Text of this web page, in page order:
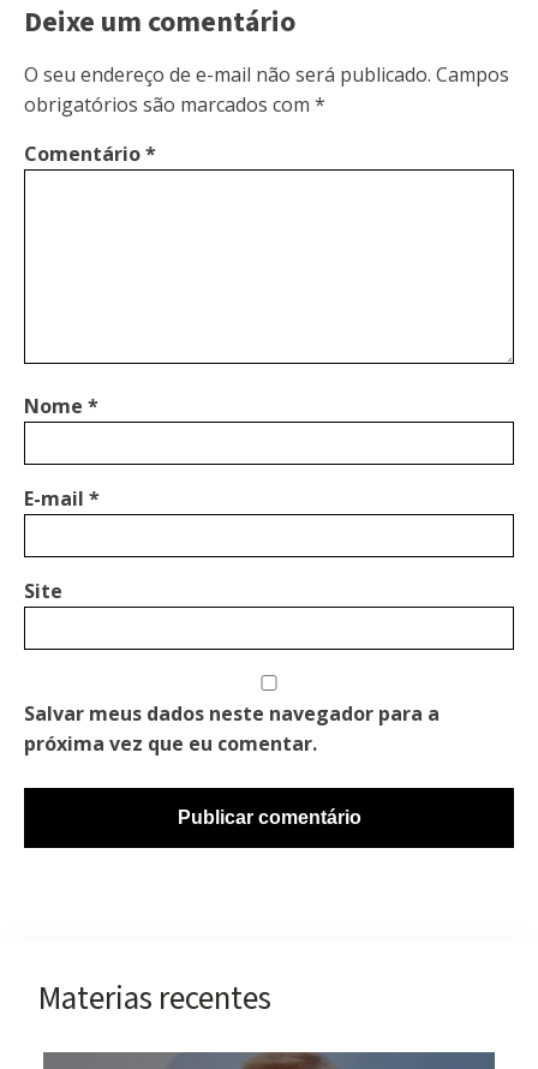
Deixe um comentário
O seu endereço de e-mail não será publicado. Campos
obrigatórios são marcados com *
Comentário*
Nome *
E-mail *
Site
Salvar meus dados neste navegador para a
próxima vez que eu comentar.
Materias recentes